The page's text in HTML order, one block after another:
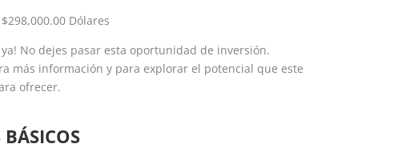
Dólares
ya! No dejes pasar esta oportunidad de inversión.
más información y para explorar el potencial que este
ofrecer.
BÁSICOS